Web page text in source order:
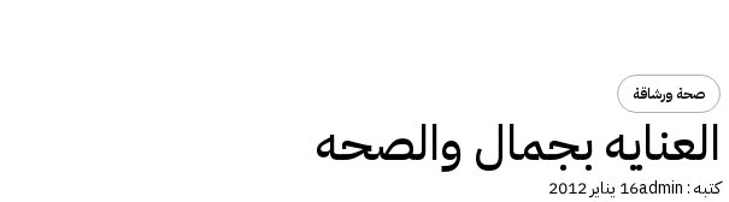
صحة ورشاقة
العنايه بجمال والصحه
كتبه :admin16 يناير 2012